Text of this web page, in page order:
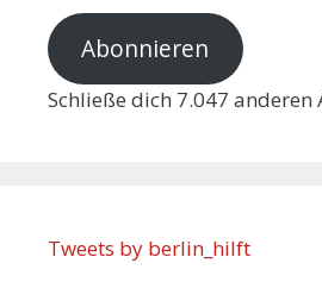
Abonnieren
Schließe dich 7.047 anderen
Tweets by berlin_hilft